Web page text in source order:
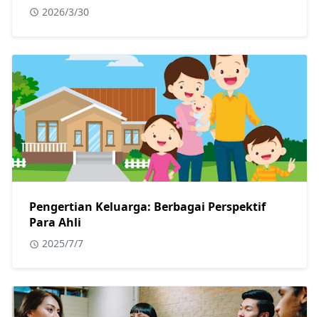
2026/3/30
Pengertian Keluarga: Berbagai Perspektif
Para Ahli
2025/7/7